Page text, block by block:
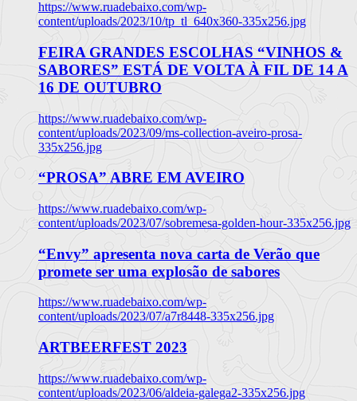
https://www.ruadebaixo.com/wp-
content/uploads/2023/10/tp_tl_640x360-335x256.jpg
FEIRA GRANDES ESCOLHAS “VINHOS &
SABORES” ESTÁ DE VOLTA À FIL DE 14 A
16 DE OUTUBRO
https://www.ruadebaixo.com/wp-
content/uploads/2023/09/ms-collection-aveiro-prosa-
335x256.jpg
“PROSA” ABRE EM AVEIRO
https://www.ruadebaixo.com/wp-
content/uploads/2023/07/sobremesa-golden-hour-335x256.jpg
“Envy” apresenta nova carta de Verão que
promete ser uma explosão de sabores
https://www.ruadebaixo.com/wp-
content/uploads/2023/07/a7r8448-335x256.jpg
ARTBEERFEST 2023
https://www.ruadebaixo.com/wp-
content/uploads/2023/06/aldeia-galega2-335x256.jpg